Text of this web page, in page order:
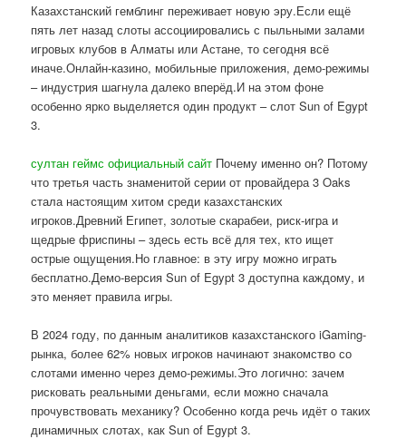
Казахстанский гемблинг переживает новую эру.Если ещё
пять лет назад слоты ассоциировались с пыльными залами
игровых клубов в Алматы или Астане, то сегодня всё
иначе.Онлайн-казино, мобильные приложения, демо-режимы
– индустрия шагнула далеко вперёд.И на этом фоне
особенно ярко выделяется один продукт – слот Sun of Egypt
3.
султан геймс официальный сайт Почему именно он? Потому
что третья часть знаменитой серии от провайдера 3 Oaks
стала настоящим хитом среди казахстанских
игроков.Древний Египет, золотые скарабеи, риск-игра и
щедрые фриспины – здесь есть всё для тех, кто ищет
острые ощущения.Но главное: в эту игру можно играть
бесплатно.Демо-версия Sun of Egypt 3 доступна каждому, и
это меняет правила игры.
В 2024 году, по данным аналитиков казахстанского iGaming-
рынка, более 62% новых игроков начинают знакомство со
слотами именно через демо-режимы.Это логично: зачем
рисковать реальными деньгами, если можно сначала
прочувствовать механику? Особенно когда речь идёт о таких
динамичных слотах, как Sun of Egypt 3.